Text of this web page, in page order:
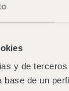
y de
base de un